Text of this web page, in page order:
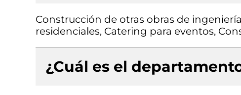
Construcción de otras obras de
residenciales, Catering para eventos,
¿Cuál es el